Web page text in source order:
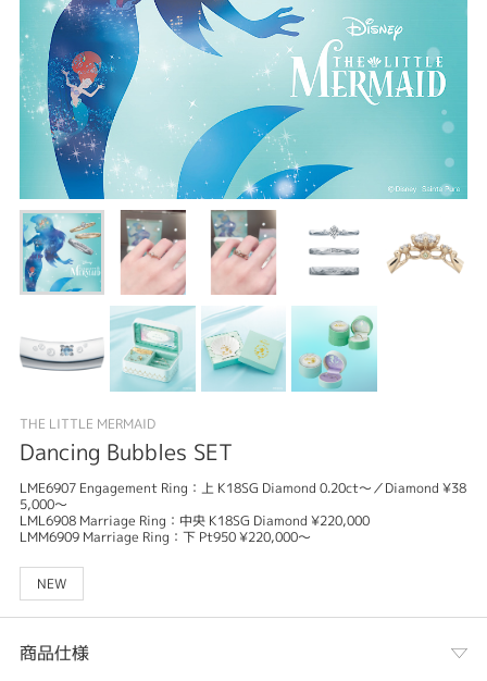
THE LITTLE MERMAID
Dancing Bubbles SET
LME6907 Engagement Ring：上 K18SG Diamond 0.20ct～／Diamond ¥38
5,000～
LML6908 Marriage Ring：中央 K18SG Diamond ¥220,000
LMM6909 Marriage Ring：下 Pt950 ¥220,000～
NEW
商品仕様